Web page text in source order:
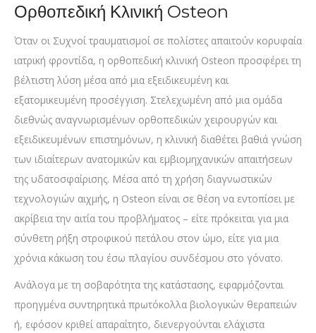
Ορθοπεδική Κλινική Osteon
Όταν οι Συχνοί τραυματισμοί σε πολίστες απαιτούν κορυφαία
ιατρική φροντίδα, η ορθοπεδική κλινική Osteon προσφέρει τη
βέλτιστη λύση μέσα από μια εξειδικευμένη και
εξατομικευμένη προσέγγιση. Στελεχωμένη από μια ομάδα
διεθνώς αναγνωρισμένων ορθοπεδικών χειρουργών και
εξειδικευμένων επιστημόνων, η κλινική διαθέτει βαθιά γνώση
των ιδιαίτερων ανατομικών και εμβιομηχανικών απαιτήσεων
της υδατοσφαίρισης. Μέσα από τη χρήση διαγνωστικών
τεχνολογιών αιχμής, η Osteon είναι σε θέση να εντοπίσει με
ακρίβεια την αιτία του προβλήματος – είτε πρόκειται για μια
σύνθετη ρήξη στροφικού πετάλου στον ώμο, είτε για μια
χρόνια κάκωση του έσω πλαγίου συνδέσμου στο γόνατο.
Ανάλογα με τη σοβαρότητα της κατάστασης, εφαρμόζονται
προηγμένα συντηρητικά πρωτόκολλα βιολογικών θεραπειών
ή, εφόσον κριθεί απαραίτητο, διενεργούνται ελάχιστα